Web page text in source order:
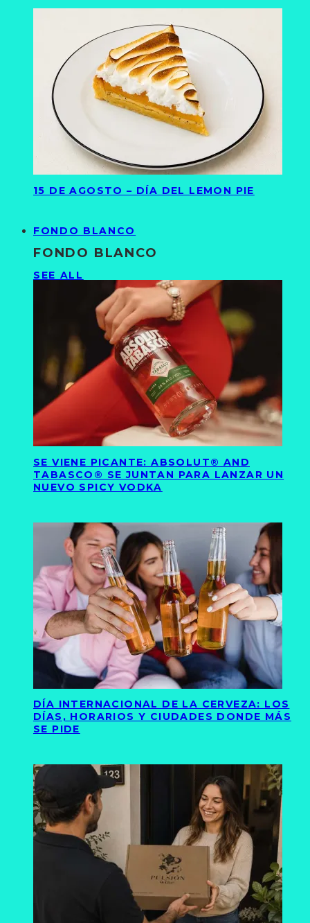
15 DE AGOSTO – DÍA DEL LEMON PIE
FONDO BLANCO
FONDO BLANCO
SEE ALL
SE VIENE PICANTE: ABSOLUT® AND
TABASCO® SE JUNTAN PARA LANZAR UN
NUEVO SPICY VODKA
DÍA INTERNACIONAL DE LA CERVEZA: LOS
DÍAS, HORARIOS Y CIUDADES DONDE MÁS
SE PIDE